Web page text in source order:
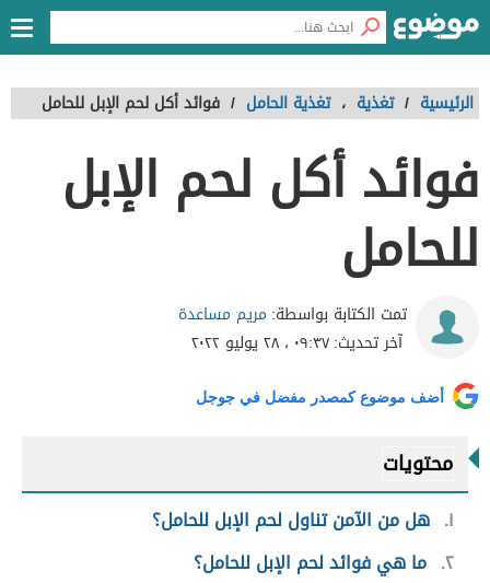
الرئيسية / تغذية ، تغذية الحامل / فوائد أكل لحم الإبل للحامل
فوائد أكل لحم الإبل
للحامل
تمت الكتابة بواسطة: مريم مساعدة
آخر تحديث:٠٩:٣٧ ، ٢٨ يوليو ٢٠٢٢
أضف موضوع كمصدر مفضل في جوجل
محتويات
١ هل من الآمن تناول لحم الإبل للحامل؟
٢ ما هي فوائد لحم الإبل للحامل؟